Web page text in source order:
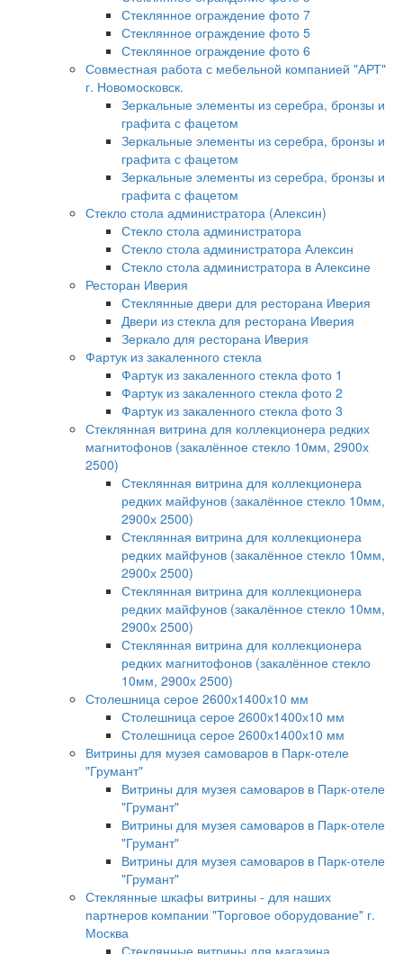
Стеклянное ограждение фото 7
Стеклянное ограждение фото 5
Стеклянное ограждение фото 6
Совместная работа с мебельной компанией "АРТ"
г. Новомосковск.
Зеркальные элементы из серебра, бронзы и
графита с фацетом
Зеркальные элементы из серебра, бронзы и
графита с фацетом
Зеркальные элементы из серебра, бронзы и
графита с фацетом
Стекло стола администратора (Алексин)
Стекло стола администратора
Стекло стола администратора Алексин
Стекло стола администратора в Алексине
Ресторан Иверия
Стеклянные двери для ресторана Иверия
Двери из стекла для ресторана Иверия
Зеркало для ресторана Иверия
Фартук из закаленного стекла
Фартук из закаленного стекла фото 1
Фартук из закаленного стекла фото 2
Фартук из закаленного стекла фото 3
Стеклянная витрина для коллекционера редких
магнитофонов (закалённое стекло 10мм, 2900х
2500)
Стеклянная витрина для коллекционера
редких майфунов (закалённое стекло 10мм,
2900х 2500)
Стеклянная витрина для коллекционера
редких майфунов (закалённое стекло 10мм,
2900х 2500)
Стеклянная витрина для коллекционера
редких майфунов (закалённое стекло 10мм,
2900х 2500)
Стеклянная витрина для коллекционера
редких магнитофонов (закалённое стекло
10мм, 2900х 2500)
Столешница серое 2600х1400х10 мм
Столешница серое 2600х1400х10 мм
Столешница серое 2600х1400х10 мм
Витрины для музея самоваров в Парк-отеле
"Грумант"
Витрины для музея самоваров в Парк-отеле
"Грумант"
Витрины для музея самоваров в Парк-отеле
"Грумант"
Витрины для музея самоваров в Парк-отеле
"Грумант"
Стеклянные шкафы витрины - для наших
партнеров компании "Торговое оборудование" г.
Москва